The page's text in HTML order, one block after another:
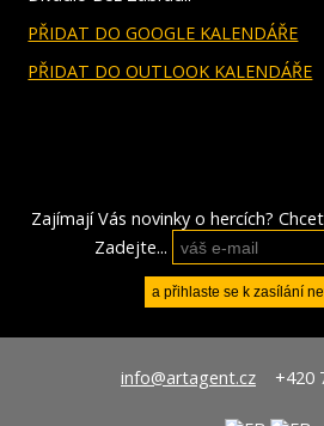
PŘIDAT DO GOOGLE KALENDÁŘE
PŘIDAT DO OUTLOOK KALENDÁŘE
Zajímají Vás novinky o hercích?
Zadejte...
info@artagent.cz+420